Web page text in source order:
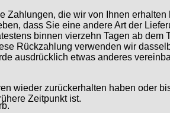
Zahlungen, die wir von Ihnen
dass Sie eine andere Art der
binnen vierzehn Tagen ab dem
Rückzahlung verwenden wir
ausdrücklich etwas anderes
wieder zurückerhalten haben oder
Zeitpunkt ist.